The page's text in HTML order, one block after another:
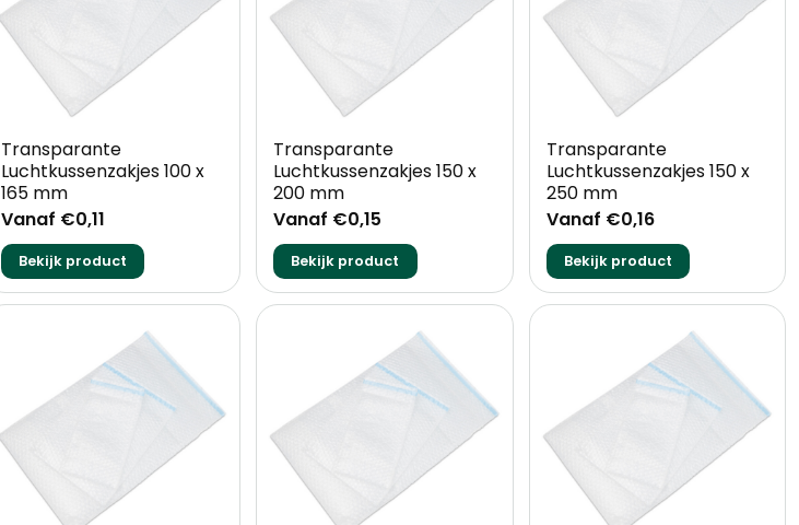
Transparante
Luchtkussenzakjes 100 x
165 mm
Vanaf €0,11
Bekijk product
Transparante
Luchtkussenzakjes 150 x
200 mm
Vanaf €0,15
Bekijk product
Transparante
Luchtkussenzakjes 150 x
250 mm
Vanaf €0,16
Bekijk product